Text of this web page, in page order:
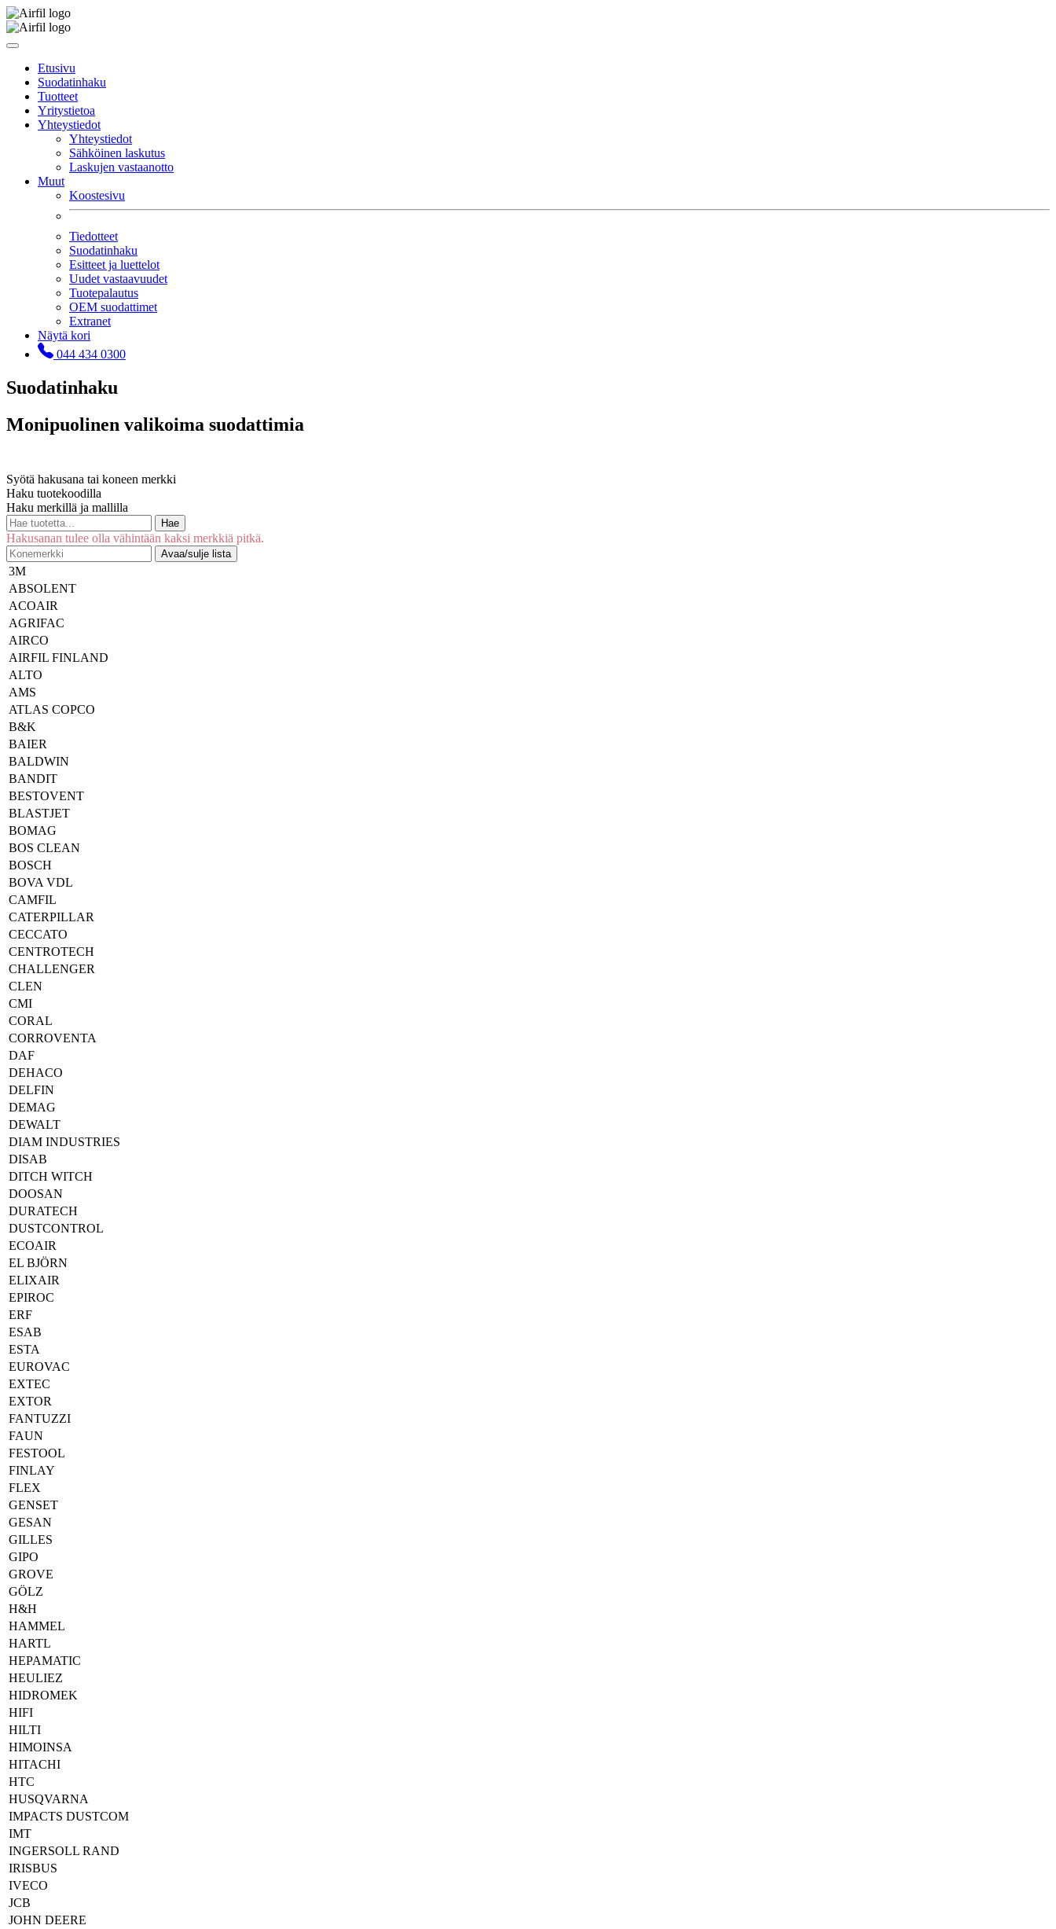
Etusivu
Suodatinhaku
Tuotteet
Yritystietoa
Yhteystiedot
Yhteystiedot
Sähköinen laskutus
Laskujen vastaanotto
Muut
Koostesivu
Tiedotteet
Suodatinhaku
Esitteet ja luettelot
Uudet vastaavuudet
Tuotepalautus
OEM suodattimet
Extranet
Näytä kori
044 434 0300
Suodatinhaku
Monipuolinen valikoima suodattimia
Syötä hakusana tai koneen merkki
Haku tuotekoodilla
Haku merkillä ja mallilla
Hae
Hakusanan tulee olla vähintään kaksi merkkiä pitkä.
Avaa/sulje lista
3M
ABSOLENT
ACOAIR
AGRIFAC
AIRCO
AIRFIL FINLAND
ALTO
AMS
ATLAS COPCO
B&K
BAIER
BALDWIN
BANDIT
BESTOVENT
BLASTJET
BOMAG
BOS CLEAN
BOSCH
BOVA VDL
CAMFIL
CATERPILLAR
CECCATO
CENTROTECH
CHALLENGER
CLEN
CMI
CORAL
CORROVENTA
DAF
DEHACO
DELFIN
DEMAG
DEWALT
DIAM INDUSTRIES
DISAB
DITCH WITCH
DOOSAN
DURATECH
DUSTCONTROL
ECOAIR
EL BJÖRN
ELIXAIR
EPIROC
ERF
ESAB
ESTA
EUROVAC
EXTEC
EXTOR
FANTUZZI
FAUN
FESTOOL
FINLAY
FLEX
GENSET
GESAN
GILLES
GIPO
GROVE
GÖLZ
H&H
HAMMEL
HARTL
HEPAMATIC
HEULIEZ
HIDROMEK
HIFI
HILTI
HIMOINSA
HITACHI
HTC
HUSQVARNA
IMPACTS DUSTCOM
IMT
INGERSOLL RAND
IRISBUS
IVECO
JCB
JOHN DEERE